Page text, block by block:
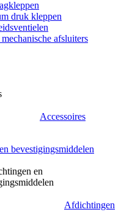
druk kleppen
afsluiters
Accessoires
bevestigingsmiddelen
en
Afdichtingen